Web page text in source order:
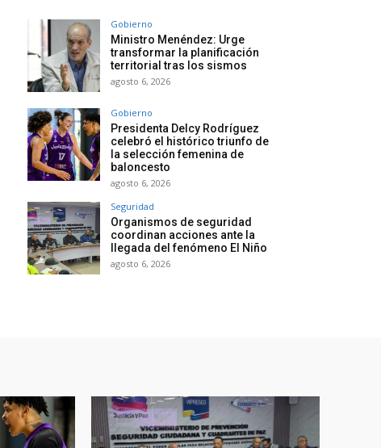
Gobierno
Ministro Menéndez: Urge
transformar la planificación
territorial tras los sismos
agosto 6, 2026
Gobierno
Presidenta Delcy Rodríguez
celebró el histórico triunfo de
la selección femenina de
baloncesto
agosto 6, 2026
Seguridad
Organismos de seguridad
coordinan acciones ante la
llegada del fenómeno El Niño
agosto 6, 2026